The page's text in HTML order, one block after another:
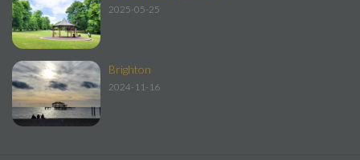
2025-05-25
Brighton
2024-11-16